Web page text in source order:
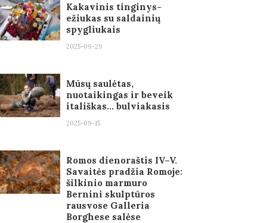
Kakavinis tinginys-
ežiukas su saldainių
spygliukais
2025-09-29
Mūsų saulėtas,
nuotaikingas ir beveik
itališkas… bulviakasis
2025-09-15
Romos dienoraštis IV–V.
Savaitės pradžia Romoje:
šilkinio marmuro
Bernini skulptūros
rausvose Galleria
Borghese salėse